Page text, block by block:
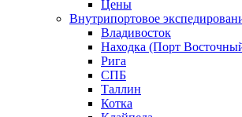
Цены
Внутрипортовое
Владивосток
Находка (Порт
Рига
СПБ
Таллин
Котка